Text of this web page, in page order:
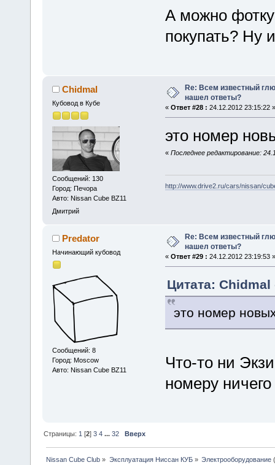
А можно
покупать? Ну
Chidmal
Кубовод в Кубе
Сообщений: 130
Город: Печора
Авто: Nissan Cube BZ11
Дмитрий
Re: Всем известный
нашел ответы?
« Ответ #28 : 24.12.2012 23:15:22 »
это номер
« Последнее редактирование:
http://www.drive2.ru/cars/nissan/
Predator
Начинающий кубовод
Сообщений: 8
Город: Moscow
Авто: Nissan Cube BZ11
Re: Всем известный
нашел ответы?
« Ответ #29 : 24.12.2012 23:19:53 »
Цитата: Chidmal
это номер
Что-то ни
номеру
Страницы: 1 [2]3 4 ...32 Вверх
Nissan Cube Club » Эксплуатация Ниссан КУБ» Электрооборудование